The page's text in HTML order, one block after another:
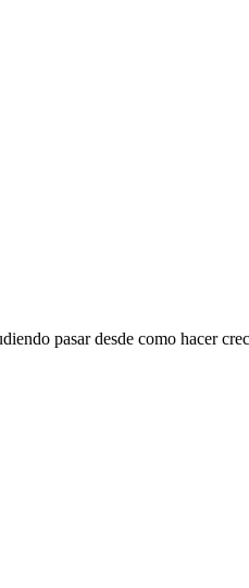
pasar desde como hacer